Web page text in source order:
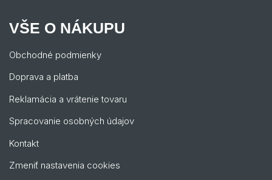
VŠE O NÁKUPU
Obchodné podmienky
Doprava a platba
Reklamácia a vrátenie tovaru
Spracovanie osobných údajov
Kontakt
Zmeniť nastavenia cookies